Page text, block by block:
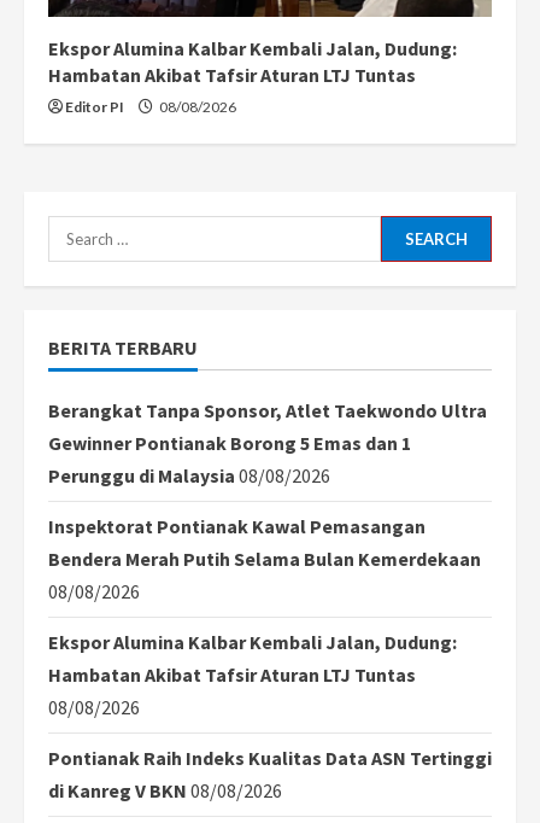
Ekspor Alumina Kalbar Kembali Jalan, Dudung:
Hambatan Akibat Tafsir Aturan LTJ Tuntas
Editor PI 08/08/2026
Search
for:
BERITA TERBARU
Berangkat Tanpa Sponsor, Atlet Taekwondo Ultra
Gewinner Pontianak Borong 5 Emas dan 1
Perunggu di Malaysia 08/08/2026
Inspektorat Pontianak Kawal Pemasangan
Bendera Merah Putih Selama Bulan Kemerdekaan
08/08/2026
Ekspor Alumina Kalbar Kembali Jalan, Dudung:
Hambatan Akibat Tafsir Aturan LTJ Tuntas
08/08/2026
Pontianak Raih Indeks Kualitas Data ASN Tertinggi
di Kanreg V BKN 08/08/2026